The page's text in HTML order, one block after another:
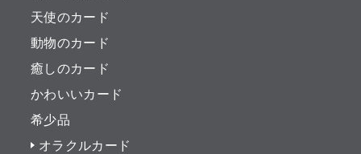
天使のカード
動物のカード
癒しのカード
かわいいカード
希少品
オラクルカード